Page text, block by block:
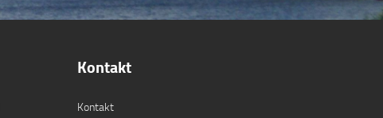
Kontakt
Kontakt